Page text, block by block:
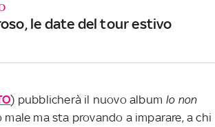
le date del tour estivo
) pubblicherà il nuovo album Io non
male ma sta provando a imparare, a chi